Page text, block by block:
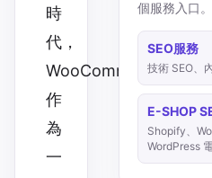
時
代，
WooCommerce
作
為
一
個服務入口。
SEO服務
技術 SEO、
E-SHOP
Shopify、
WordPress